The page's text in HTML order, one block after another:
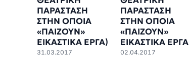
ΠΑΡΑΣΤΑΣΗ
ΣΤΗΝ ΟΠΟΙΑ
«ΠΑΙΖΟΥΝ»
ΕΙΚΑΣΤΙΚΑ ΕΡΓΑ)
31.03.2017
ΠΑΡΑΣΤΑΣΗ
ΣΤΗΝ ΟΠΟΙΑ
«ΠΑΙΖΟΥΝ»
ΕΙΚΑΣΤΙΚΑ ΕΡΓΑ
02.04.2017